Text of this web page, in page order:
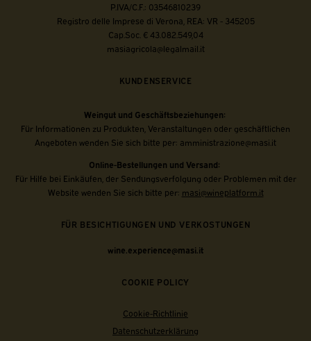
P.IVA/C.F.: 03546810239
Registro delle Imprese di Verona, REA: VR - 345205
Cap.Soc. € 43.082.549,04
masiagricola@legalmail.it
KUNDENSERVICE
Weingut und Geschäftsbeziehungen:
Für Informationen zu Produkten, Veranstaltungen oder geschäftlichen
Angeboten wenden Sie sich bitte per: amministrazione@masi.it
Online-Bestellungen und Versand:
Für Hilfe bei Einkäufen, der Sendungsverfolgung oder Problemen mit der
Website wenden Sie sich bitte per: masi@wineplatform.it
FÜR BESICHTIGUNGEN UND VERKOSTUNGEN
wine.experience@masi.it
COOKIE POLICY
Cookie-Richtlinie
Datenschutzerklärung